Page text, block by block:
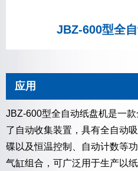
JBZ-600型全
应用
JBZ-600型全自动纸盘机是一
了自动收集装置，具有全自动
碟以及恒温控制、自动计数等
气缸组合，可广泛用于生产以